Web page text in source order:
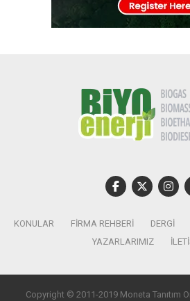
KONULAR FIRMA REHBERI DERGI
YAZARLARIMIZ
Copyright © 2011-2019 Moneta Tanıtım